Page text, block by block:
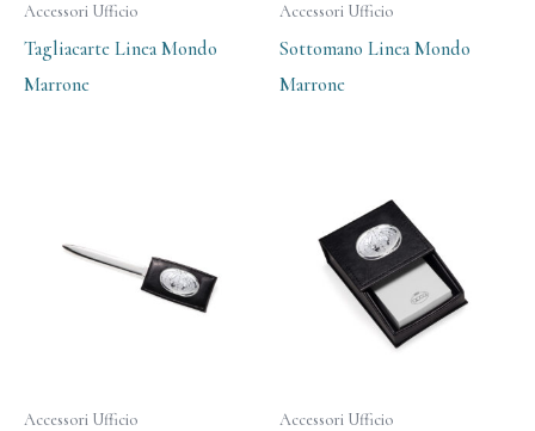
Accessori Ufficio
Tagliacarte Linea Mondo
Marrone
Accessori Ufficio
Sottomano Linea Mondo
Marrone
Accessori Ufficio Accessori Ufficio